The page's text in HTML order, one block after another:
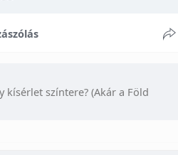
színtere? (Akár a Föld